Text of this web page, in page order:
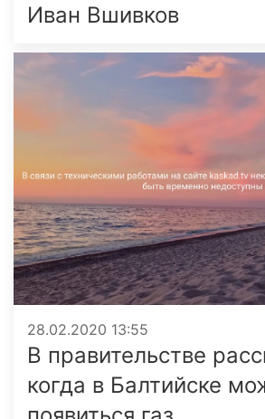
Иван Вшивков
28.02.2020 13:55
В правительстве
когда в Балтийске